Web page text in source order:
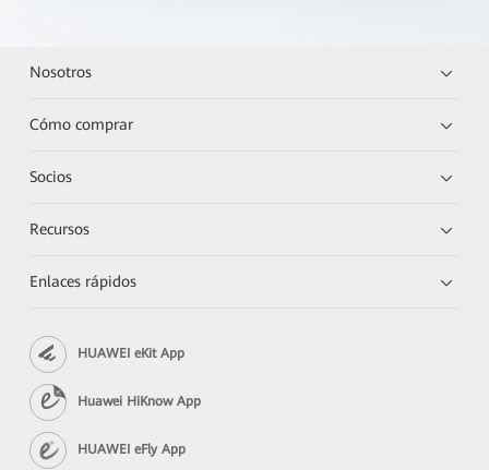
Nosotros
Cómo comprar
Socios
Recursos
Enlaces rápidos
HUAWEI eKit App
Huawei HiKnow App
HUAWEI eFly App